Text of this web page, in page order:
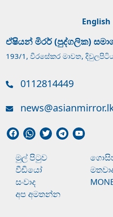
English
ඒෂියන් මිරර් (පුද්ගලික)
193/1, වීරසේකර මාවත,
0112814449
මුල් පිටුව
වීඩියෝ
සංවාද
අප අමතන්න